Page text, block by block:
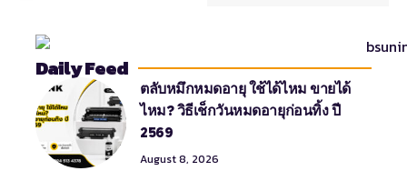
Daily Feed
ตลับหมึกหมดอายุ ใช้ได้ไหม ขายได้
ไหม? วิธีเช็กวันหมดอายุก่อนทิ้ง ปี
2569
August 8, 2026